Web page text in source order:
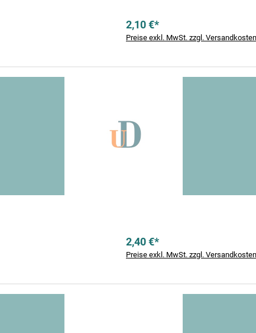
2,10 €*
Preise exkl. MwSt. zzgl. Versandkosten
2,40 €*
Preise exkl. MwSt. zzgl. Versandkosten